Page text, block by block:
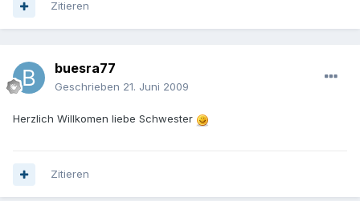
Zitieren
buesra77
Geschrieben 21. Juni 2009
Herzlich Willkomen liebe Schwester
Zitieren